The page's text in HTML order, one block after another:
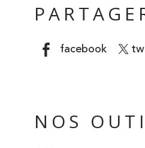
facebook
NOS